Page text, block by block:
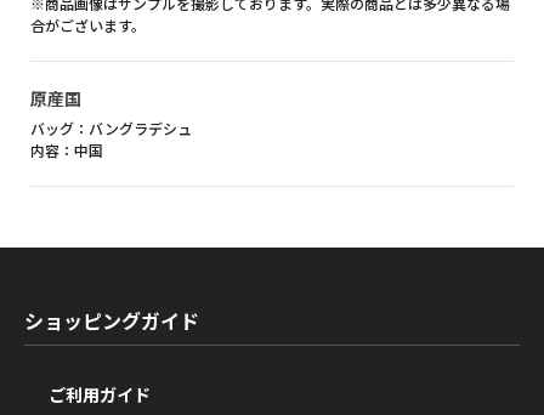
合がございます。
原産国
バッグ：バングラデシュ
内容：中国
ショッピングガイド
ご利用ガイド